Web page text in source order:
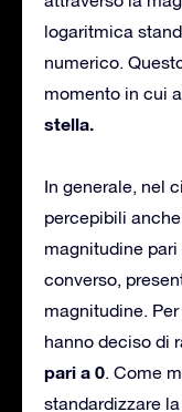
logaritmica
numerico.
momento in cui
stella.
In generale, nel
percepibili
magnitudine
converso,
magnitudine.
hanno deciso di
pari a 0. Come
standardizzare